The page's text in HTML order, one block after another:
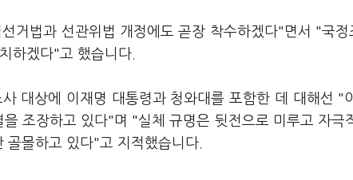
거법과 선관위법 개정에도 곧장 착수하겠다"면서 "국정
하겠다"고 했습니다.
대상에 이재명 대통령과 청와대를 포함한 데 대해선 "
조장하고 있다"며 "실체 규명은 뒷전으로 미루고 자극
몰하고 있다"고 지적했습니다.